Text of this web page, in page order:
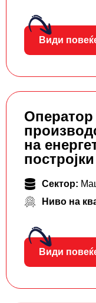
Види
Оператор
на
постројки
Сектор:
Ниво на
Види